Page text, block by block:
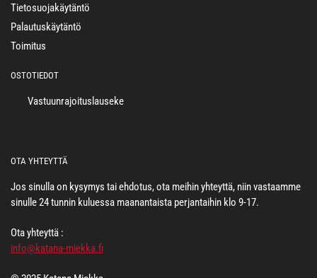
Tietosuojakäytäntö
Palautuskäytäntö
Toimitus
OSTOTIEDOT
Vastuunrajoituslauseke
OTA YHTEYTTÄ
Jos sinulla on kysymys tai ehdotus, ota meihin yhteyttä, niin vastaamme
sinulle 24 tunnin kuluessa maanantaista perjantaihin klo 9-17.
Ota yhteyttä :
info@katana-miekka.fi